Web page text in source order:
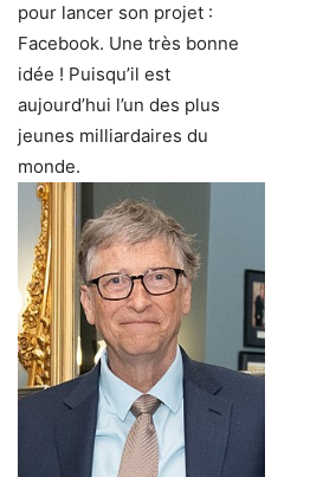
pour lancer son projet :
Facebook. Une très bonne
idée ! Puisqu’il est
aujourd’hui l’un des plus
jeunes milliardaires du
monde.